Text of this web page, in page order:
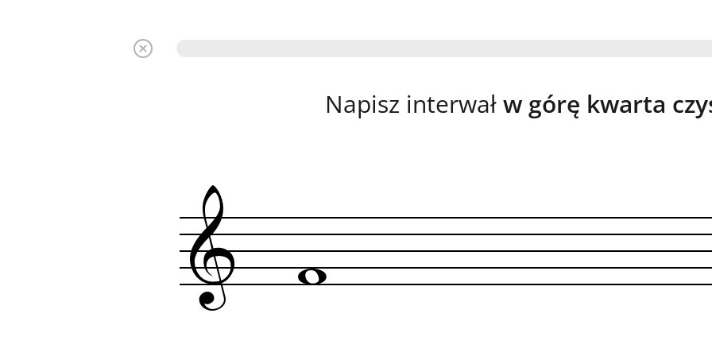
Napisz interwałw górę kwarta
& w